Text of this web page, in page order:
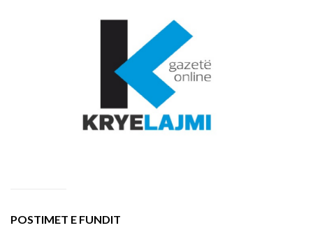
POSTIMET E FUNDIT